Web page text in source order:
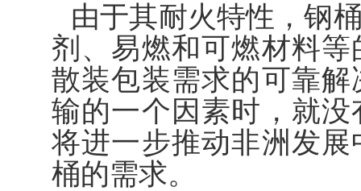
由于其耐火特性，钢
剂、易燃和可燃材料
散装包装需求的可靠
输的一个因素时，就
将进一步推动非洲发
桶的需求。